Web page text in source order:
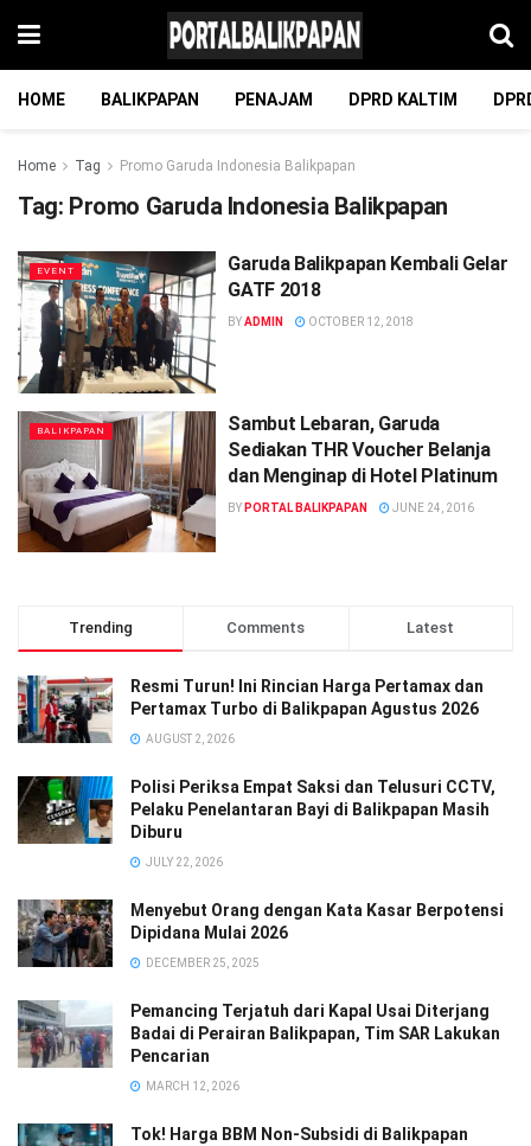
HOME BALIKPAPAN PENAJAM DPRD KALTIM
Home Tag Promo Garuda Indonesia Balikpapan
Tag: Promo Garuda Indonesia Balikpapan
EVENT
Garuda Balikpapan Kembali Gelar
GATF 2018
BYADMIN OCTOBER 12, 2018
BALIKPAPAN
Sambut Lebaran, Garuda
Sediakan THR Voucher Belanja
dan Menginap di Hotel Platinum
BY PORTAL BALIKPAPAN JUNE 24, 2016
Trending Comments Latest
Resmi Turun! Ini Rincian Harga Pertamax dan
Pertamax Turbo di Balikpapan Agustus 2026
AUGUST 2, 2026
Polisi Periksa Empat Saksi dan Telusuri CCTV,
Pelaku Penelantaran Bayi di Balikpapan Masih
Diburu
JULY 22, 2026
Menyebut Orang dengan Kata Kasar Berpotensi
Dipidana Mulai 2026
DECEMBER 25, 2025
Pemancing Terjatuh dari Kapal Usai Diterjang
Badai di Perairan Balikpapan, Tim SAR Lakukan
Pencarian
MARCH 12, 2026
Tok! Harga BBM Non-Subsidi di Balikpapan